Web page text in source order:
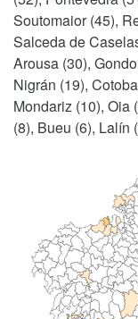
Soutomaior (45),
Salceda de
Arousa (30),
Nigrán (19),
Mondariz (10), Oia
(8), Bueu (6), Lalín